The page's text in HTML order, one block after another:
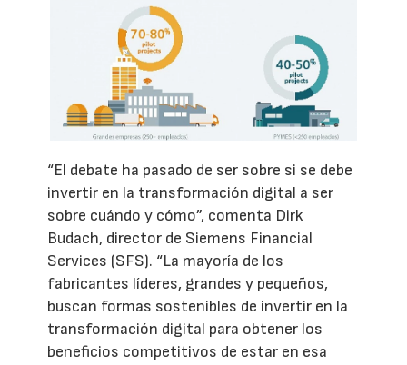
“El debate ha pasado de ser sobre si se debe
invertir en la transformación digital a ser
sobre cuándo y cómo”, comenta Dirk
Budach, director de Siemens Financial
Services (SFS). “La mayoría de los
fabricantes líderes, grandes y pequeños,
buscan formas sostenibles de invertir en la
transformación digital para obtener los
beneficios competitivos de estar en esa